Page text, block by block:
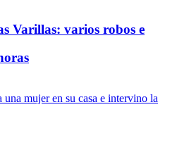
Varillas: varios robos e